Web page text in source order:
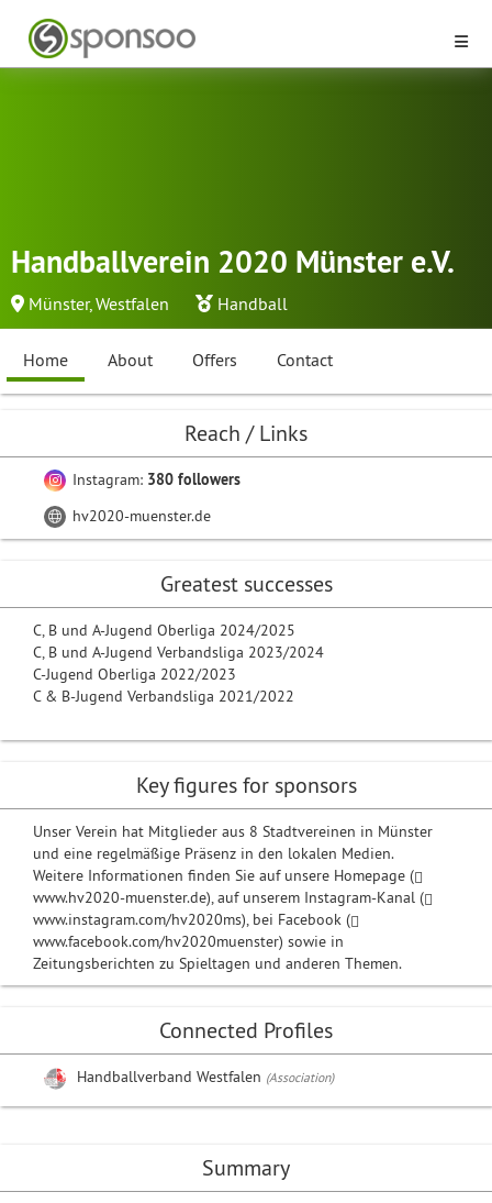
Handballverein 2020 Münster e.V.
Münster, Westfalen Handball
Home About Offers Contact
Summary
Reach / Links
Instagram: 380 followers
hv2020-muenster.de
Greatest successes
C, B und A-Jugend Oberliga 2024/2025
C, B und A-Jugend Verbandsliga 2023/2024
C-Jugend Oberliga 2022/2023
C & B-Jugend Verbandsliga 2021/2022
Key figures for sponsors
Unser Verein hat Mitglieder aus 8 Stadtvereinen in Münster
und eine regelmäßige Präsenz in den lokalen Medien.
Weitere Informationen finden Sie auf unsere Homepage (
www.hv2020-muenster.de), auf unserem Instagram-Kanal (
www.instagram.com/hv2020ms), bei Facebook (
www.facebook.com/hv2020muenster) sowie in
Zeitungsberichten zu Spieltagen und anderen Themen.
Connected Profiles
Handballverband Westfalen (Association)